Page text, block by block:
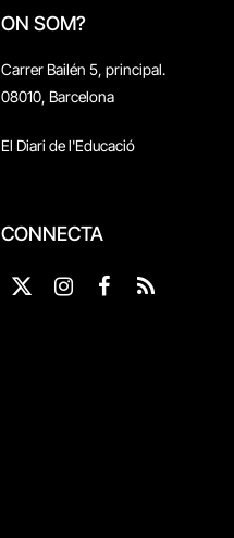
ON SOM?
Carrer Bailén 5, principal.
08010, Barcelona
El Diari de l'Educació
CONNECTA
X
InstagramFacebook
RSS